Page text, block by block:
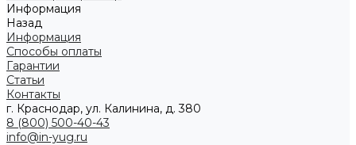
Информация
Назад
Информация
Способы оплаты
Гарантии
Статьи
Контакты
г. Краснодар, ул. Калинина, д. 380
8 (800) 500-40-43
info@in-yug.ru